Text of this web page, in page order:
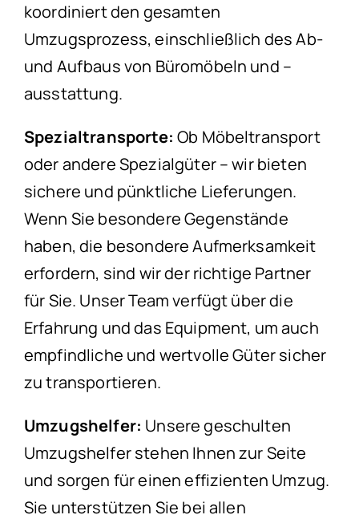
koordiniert den gesamten
Umzugsprozess, einschließlich des Ab-
und Aufbaus von Büromöbeln und –
ausstattung.
Spezialtransporte: Ob Möbeltransport
oder andere Spezialgüter – wir bieten
sichere und pünktliche Lieferungen.
Wenn Sie besondere Gegenstände
haben, die besondere Aufmerksamkeit
erfordern, sind wir der richtige Partner
für Sie. Unser Team verfügt über die
Erfahrung und das Equipment, um auch
empfindliche und wertvolle Güter sicher
zu transportieren.
Umzugshelfer: Unsere geschulten
Umzugshelfer stehen Ihnen zur Seite
und sorgen für einen effizienten Umzug.
Sie unterstützen Sie bei allen